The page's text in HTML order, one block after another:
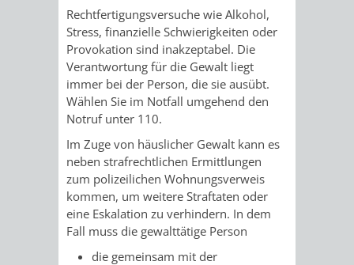
DENKMALSCHUTZ
AUFGABEN
DER
UNTEREN
DENKMALSCHUTZBEHÖRDE
STEUERVORTEILE
SATZUNGEN
IM
BEREICH
DENKMALSCHUTZ
GENEHMIGUNGSVERFAHREN
TAG
VERKAUF
STÄDTISCHER
BAUPLÄTZE
VERKAUF
STÄDTISCHER
HÄUSER
/
LIEGENSCHAFTEN
BÜRGERMEISTER
/
DEZERNATE
ÄMTER
AMT
FÜR
BAURECHT
AMT
Rechtfertigungsversuche wie Alkohol,
Stress, finanzielle Schwierigkeiten oder
Provokation sind inakzeptabel. Die
Verantwortung für die Gewalt liegt
immer bei der Person, die sie ausübt.
Wählen Sie im Notfall umgehend den
Notruf unter 110.
Im Zuge von häuslicher Gewalt kann es
neben strafrechtlichen Ermittlungen
zum polizeilichen Wohnungsverweis
kommen, um weitere Straftaten oder
eine Eskalation zu verhindern. In dem
Fall muss die gewalttätige Person
die gemeinsam mit der